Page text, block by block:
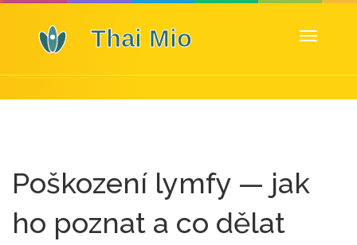
Zobrazit
Poškození lymfy — jak
ho poznat a co dělat